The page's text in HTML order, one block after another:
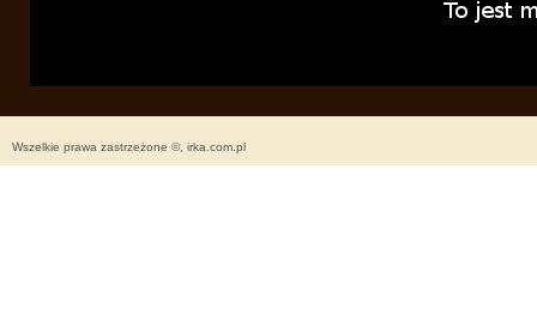
Wszelkie prawa zastrzeżone ©, irka.com.pl